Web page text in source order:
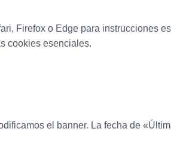
Firefox o Edge para instrucciones
cookies esenciales.
el banner. La fecha de